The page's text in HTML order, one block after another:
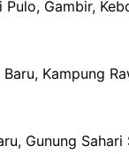
Pulo, Gambir,
Kampung
Gunung